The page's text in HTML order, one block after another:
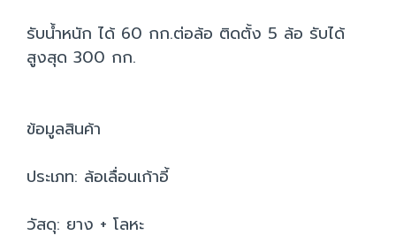
รับน้ำหนัก ได้ 60 กก.ต่อล้อ ติดตั้ง 5 ล้อ รับได้
สูงสุด 300 กก.
ข้อมูลสินค้า
ประเภท: ล้อเลื่อนเก้าอี้
วัสดุ: ยาง + โลหะ